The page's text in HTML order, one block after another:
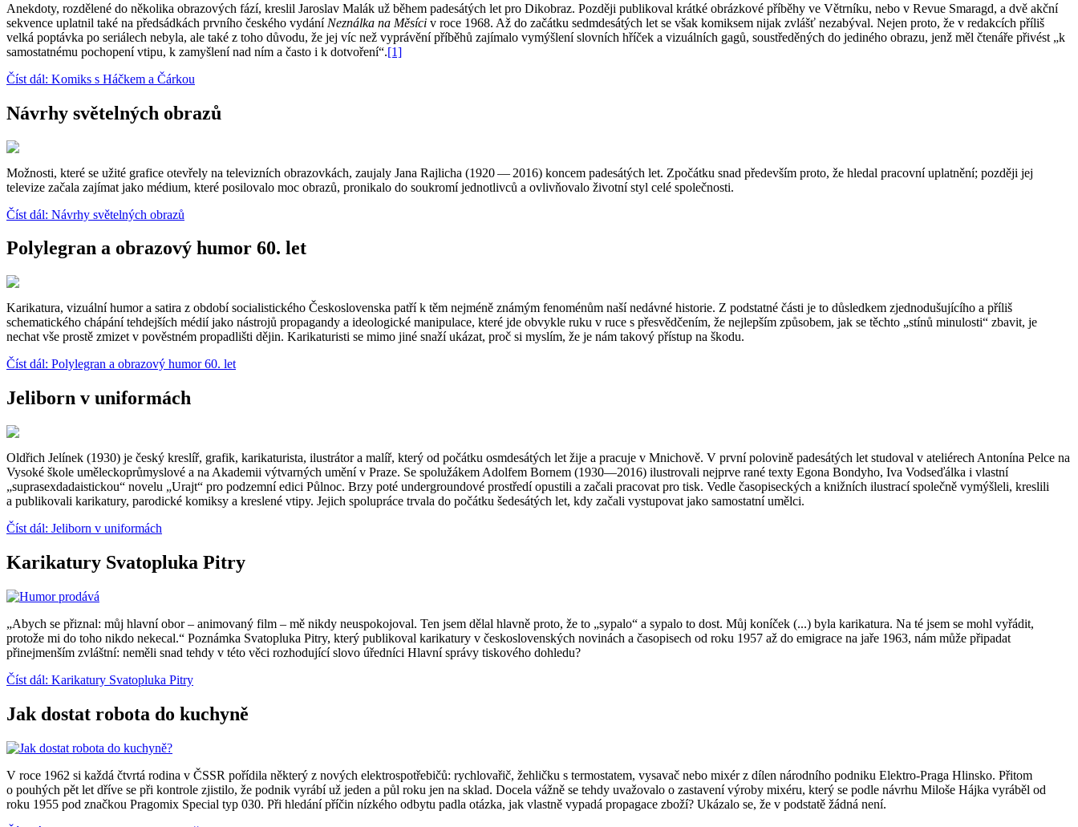
Anekdoty, rozdělené do několika obrazových fází, kreslil Jaroslav Malák už během padesátých let pro Dikobraz. Později publikoval krátké obrázkové příběhy ve Větrníku, nebo v Revue Smaragd, a dvě akční
sekvence uplatnil také na předsádkách prvního českého vydání Neználka na Měsíci v roce 1968. Až do začátku sedmdesátých let se však komiksem nijak zvlášť nezabýval. Nejen proto, že v redakcích příliš
velká poptávka po seriálech nebyla, ale také z toho důvodu, že jej víc než vyprávění příběhů zajímalo vymýšlení slovních hříček a vizuálních gagů, soustředěných do jediného obrazu, jenž měl čtenáře přivést „k
samostatnému pochopení vtipu, k zamyšlení nad ním a často i k dotvoření“.[1]
Číst dál: Komiks s Háčkem a Čárkou
Návrhy světelných obrazů
Možnosti, které se užité grafice otevřely na televizních obrazovkách, zaujaly Jana Rajlicha (1920 — 2016) koncem padesátých let. Zpočátku snad především proto, že hledal pracovní uplatnění; později jej
televize začala zajímat jako médium, které posilovalo moc obrazů, pronikalo do soukromí jednotlivců a ovlivňovalo životní styl celé společnosti.
Číst dál: Návrhy světelných obrazů
Polylegran a obrazový humor 60. let
Karikatura, vizuální humor a satira z období socialistického Československa patří k těm nejméně známým fenoménům naší nedávné historie. Z podstatné části je to důsledkem zjednodušujícího a příliš
schematického chápání tehdejších médií jako nástrojů propagandy a ideologické manipulace, které jde obvykle ruku v ruce s přesvědčením, že nejlepším způsobem, jak se těchto „stínů minulosti“ zbavit, je
nechat vše prostě zmizet v pověstném propadlišti dějin. Karikaturisti se mimo jiné snaží ukázat, proč si myslím, že je nám takový přístup na škodu.
Číst dál: Polylegran a obrazový humor 60. let
Jeliborn v uniformách
Oldřich Jelínek (1930) je český kreslíř, grafik, karikaturista, ilustrátor a malíř, který od počátku osmdesátých let žije a pracuje v Mnichově. V první polovině padesátých let studoval v ateliérech Antonína Pelce na
Vysoké škole uměleckoprůmyslové a na Akademii výtvarných umění v Praze. Se spolužákem Adolfem Bornem (1930—2016) ilustrovali nejprve rané texty Egona Bondyho, Iva Vodseďálka i vlastní
„suprasexdadaistickou“ novelu „Urajt“ pro podzemní edici Půlnoc. Brzy poté undergroundové prostředí opustili a začali pracovat pro tisk. Vedle časopiseckých a knižních ilustrací společně vymýšleli, kreslili
a publikovali karikatury, parodické komiksy a kreslené vtipy. Jejich spolupráce trvala do počátku šedesátých let, kdy začali vystupovat jako samostatní umělci.
Číst dál: Jeliborn v uniformách
Karikatury Svatopluka Pitry
„Abych se přiznal: můj hlavní obor ‒ animovaný film ‒ mě nikdy neuspokojoval. Ten jsem dělal hlavně proto, že to „sypalo“ a sypalo to dost. Můj koníček (...) byla karikatura. Na té jsem se mohl vyřádit,
protože mi do toho nikdo nekecal.“ Poznámka Svatopluka Pitry, který publikoval karikatury v československých novinách a časopisech od roku 1957 až do emigrace na jaře 1963, nám může připadat
přinejmenším zvláštní: neměli snad tehdy v této věci rozhodující slovo úředníci Hlavní správy tiskového dohledu?
Číst dál: Karikatury Svatopluka Pitry
Jak dostat robota do kuchyně
V roce 1962 si každá čtvrtá rodina v ČSSR pořídila některý z nových elektrospotřebičů: rychlovařič, žehličku s termostatem, vysavač nebo mixér z dílen národního podniku Elektro­‑Praga Hlinsko. Přitom
o pouhých pět let dříve se při kontrole zjistilo, že podnik vyrábí už jeden a půl roku jen na sklad. Docela vážně se tehdy uvažovalo o zastavení výroby mixéru, který se podle návrhu Miloše Hájka vyráběl od
roku 1955 pod značkou Pragomix Special typ 030. Při hledání příčin nízkého odbytu padla otázka, jak vlastně vypadá propagace zboží? Ukázalo se, že v podstatě žádná není.